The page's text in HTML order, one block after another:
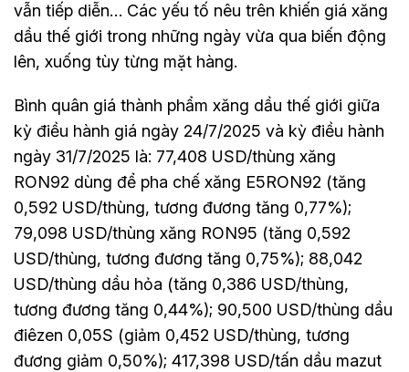
vẫn tiếp diễn… Các yếu tố nêu trên khiến giá xăng
dầu thế giới trong những ngày vừa qua biến động
lên, xuống tùy từng mặt hàng.
Bình quân giá thành phẩm xăng dầu thế giới giữa
kỳ điều hành giá ngày 24/7/2025 và kỳ điều hành
ngày 31/7/2025 là: 77,408 USD/thùng xăng
RON92 dùng để pha chế xăng E5RON92 (tăng
0,592 USD/thùng, tương đương tăng 0,77%);
79,098 USD/thùng xăng RON95 (tăng 0,592
USD/thùng, tương đương tăng 0,75%); 88,042
USD/thùng dầu hỏa (tăng 0,386 USD/thùng,
tương đương tăng 0,44%); 90,500 USD/thùng dầu
điêzen 0,05S (giảm 0,452 USD/thùng, tương
đương giảm 0,50%); 417,398 USD/tấn dầu mazut